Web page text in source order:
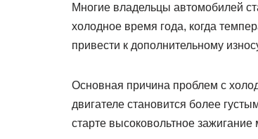
Многие владельцы автомобилей
холодное время года, когда
привести к дополнительному
Основная причина проблем с
двигателе становится более
старте высоковольтное зажигание